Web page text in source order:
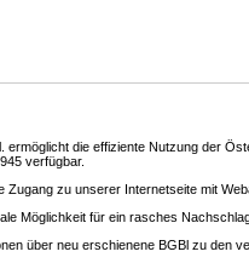
ermöglicht die effiziente Nutzung der
verfügbar.
Zugang zu unserer Internetseite mit
Möglichkeit für ein rasches
über neu erschienene BGBl zu den